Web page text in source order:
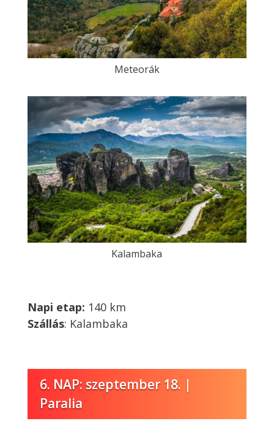
Meteorák
Kalambaka
Napi etap: 140 km
Szállás: Kalambaka
6. NAP: szeptember 18. |
Paralia